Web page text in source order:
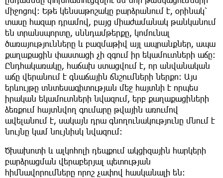
միջոցով։ Եթե կենսաթոշակը բարձրանում է, օրինակ՝
տասը հազար դրամով, բայց միաժամանակ թանկանում
են տրանսպորտը, սննդամթերքը, կոմունալ
ծառայությունները և բազմաթիվ այլ ապրանքներ, ապա
քաղաքացին փաստացի չի զգում իր եկամուտների աճը։
Ընդհակառակը, հաճախ ստացվում է, որ անվանական
աճը վերանում է գնաճային ճնշումների ներքո։ Այս
երևույթը տնտեսագիտության մեջ հայտնի է որպես
իրական եկամուտների նվազում, երբ քաղաքացիների
ձեռքում հայտնվող գումարը թվային առումով
ավելանում է, սակայն դրա գնողունակությունը մնում է
նույնը կամ նույնիսկ նվազում։
Ծխախոտի և ալկոհոլի դեպքում ակցիզային հարկերի
բարձրացման վերաբերյալ պետության
հիմնավորումները որոշ չափով հասկանալի են։